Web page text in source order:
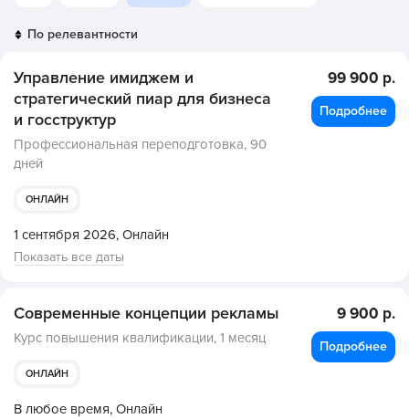
Управление имиджем и
стратегический пиар для бизнеса
и госструктур
Профессиональная переподготовка, 90
дней
ОНЛАЙН
1 сентября 2026, Онлайн
Показать все даты
99 900 р.
Подробнее
Современные концепции рекламы
Курс повышения квалификации, 1 месяц
ОНЛАЙН
В любое время, Онлайн
9 900 р.
Подробнее